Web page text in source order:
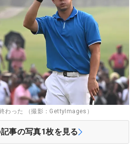
わった （撮影：GettyImages）
事の写真1枚を見る